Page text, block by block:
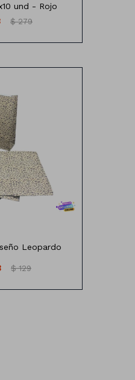
und - Rojo
$ 279
Leopardo x10
15 cm
Leopardo
$ 129